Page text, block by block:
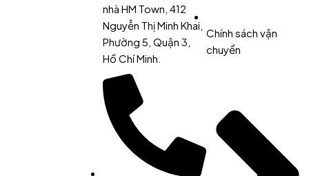
nhà HM Town, 412
Nguyễn Thị Minh Khai,
Phường 5, Quận 3,
Hồ Chí Minh.
Chính sách vận
chuyển